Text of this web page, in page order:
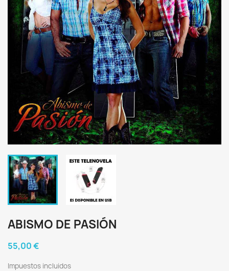
ABISMO DE PASIÓN
55,00 €
Impuestos incluidos